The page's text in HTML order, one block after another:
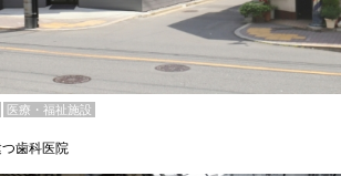
医療・福祉施設
歯科医院